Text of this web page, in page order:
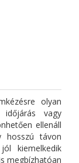
olyan
vagy
ellenáll
hosszú távon
kiemelkedik
megbízhatóan